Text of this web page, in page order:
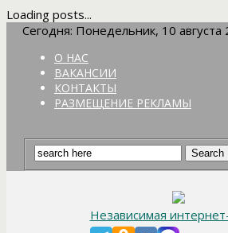
Loading posts...
Сегодня: Понедельник, 10 августа
О НАС
ВАКАНСИИ
КОНТАКТЫ
РАЗМЕЩЕНИЕ РЕКЛАМЫ
Независимая